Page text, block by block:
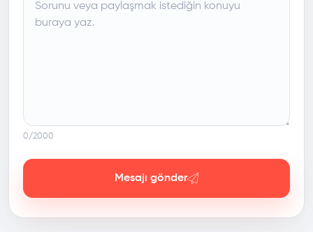
0/2000
Mesajı gönder